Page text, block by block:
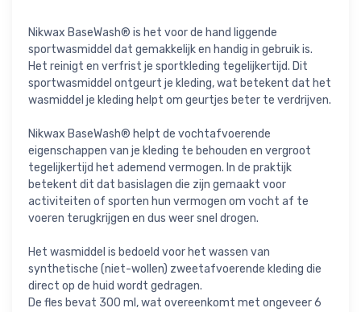
Nikwax BaseWash® is het voor de hand liggende
sportwasmiddel dat gemakkelijk en handig in gebruik is.
Het reinigt en verfrist je sportkleding tegelijkertijd. Dit
sportwasmiddel ontgeurt je kleding, wat betekent dat het
wasmiddel je kleding helpt om geurtjes beter te verdrijven.
Nikwax BaseWash® helpt de vochtafvoerende
eigenschappen van je kleding te behouden en vergroot
tegelijkertijd het ademend vermogen. In de praktijk
betekent dit dat basislagen die zijn gemaakt voor
activiteiten of sporten hun vermogen om vocht af te
voeren terugkrijgen en dus weer snel drogen.
Het wasmiddel is bedoeld voor het wassen van
synthetische (niet-wollen) zweetafvoerende kleding die
direct op de huid wordt gedragen.
De fles bevat 300 ml, wat overeenkomt met ongeveer 6